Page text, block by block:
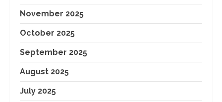
November 2025
October 2025
September 2025
August 2025
July 2025